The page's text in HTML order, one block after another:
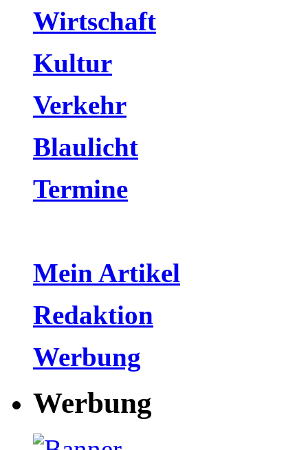
Wirtschaft
Kultur
Verkehr
Blaulicht
Termine
Mein Artikel
Redaktion
Werbung
Werbung